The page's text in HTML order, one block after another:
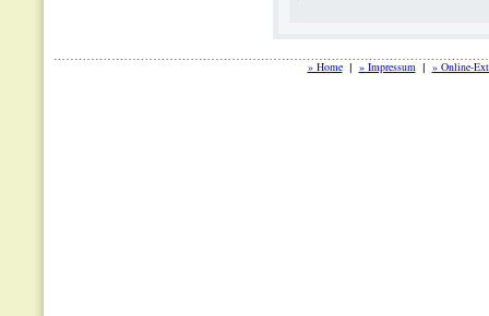
» Home | » Impressum | » Online-